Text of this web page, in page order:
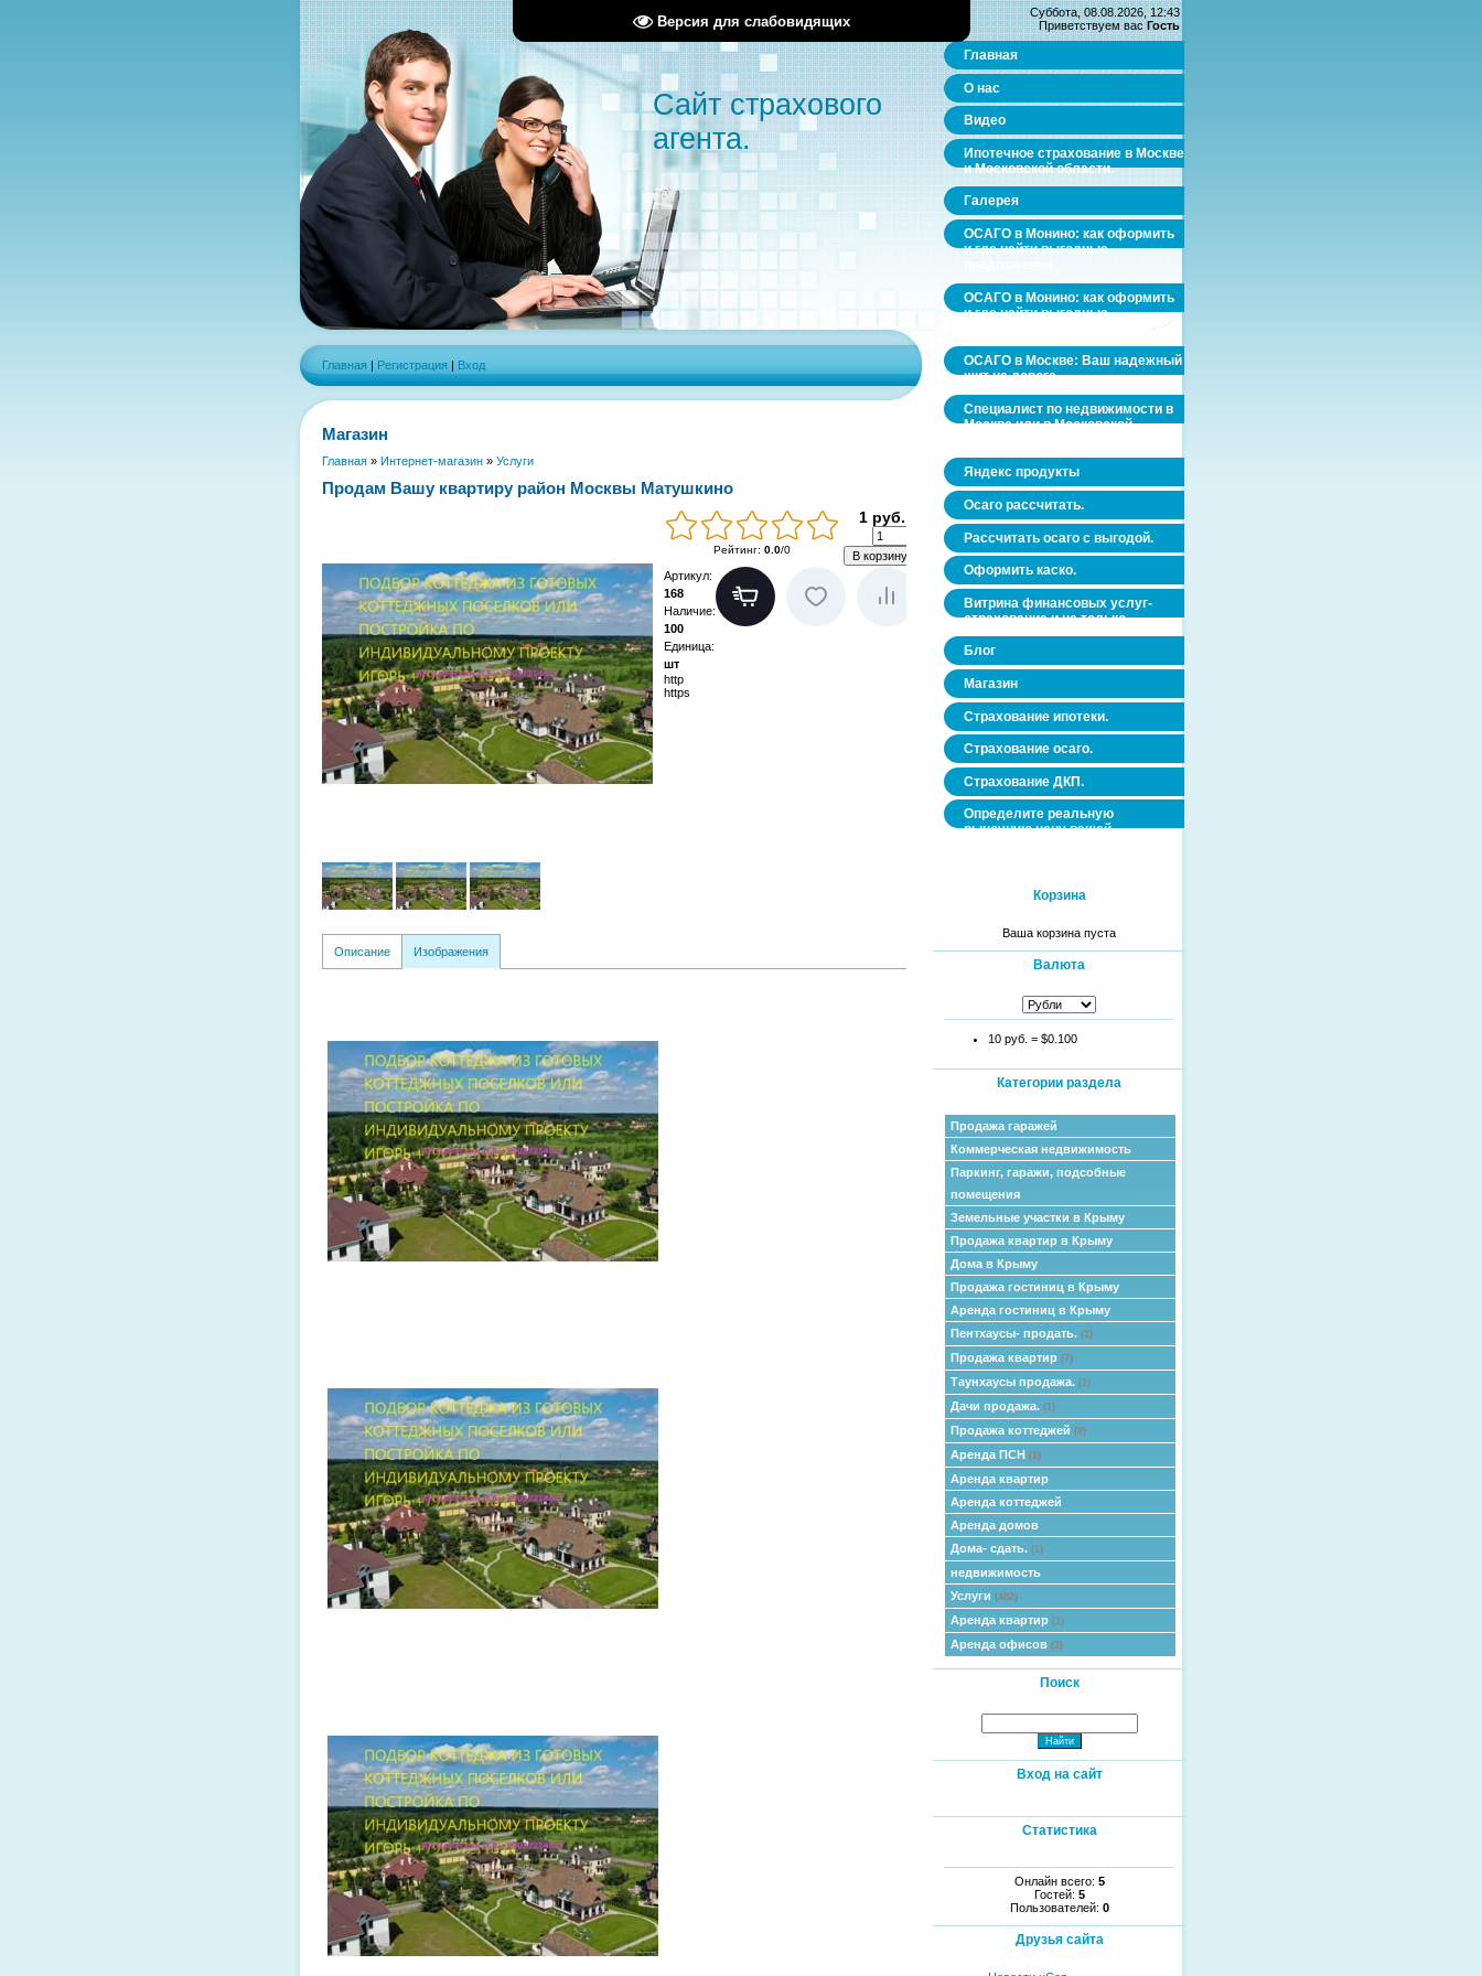
Версия для слабовидящих
Сайт страхового
агента.
Главная | Регистрация | Вход
Магазин
Главная » Интернет-магазин » Услуги
Продам Вашу квартиру район Москвы Матушкино
Рейтинг: 0.0/0
1 руб.
Артикул:
168
Наличие:
100
Единица:
шт
http
https
Описание Изображения
Суббота, 08.08.2026, 12:43
Приветствуем вас Гость
Главная
О нас
Видео
Ипотечное страхование в Москве
и Московской области.
Галерея
ОСАГО в Монино: как оформить
и где найти выгодные
ОСАГО в Монино: как оформить
и где найти выгодные
ОСАГО в Москве: Ваш надежный
щит на дороге
Специалист по недвижимости в
Москве или в Московской
Яндекс продукты
Осаго рассчитать.
Рассчитать осаго с выгодой.
Оформить каско.
Витрина финансовых услуг-
страхование и не только.
Блог
Магазин
Страхование ипотеки.
Страхование осаго.
Страхование ДКП.
Определите реальную
рыночную цену вашей
Корзина
Ваша корзина пуста
Валюта
10 руб. = $0.100
Категории раздела
Продажа гаражей
Коммерческая недвижимость
Паркинг, гаражи, подсобные
помещения
Земельные участки в Крыму
Продажа квартир в Крыму
Дома в Крыму
Продажа гостиниц в Крыму
Аренда гостиниц в Крыму
Пентхаусы- продать. (1)
Продажа квартир (7)
Таунхаусы продажа. (1)
Дачи продажа. (1)
Продажа коттеджей (8)
Аренда ПСН (1)
Аренда квартир
Аренда коттеджей
Аренда домов
Дома- сдать. (1)
недвижимость
Услуги (482)
Аренда квартир (1)
Аренда офисов (2)
Поиск
Вход на сайт
Статистика
Онлайн всего: 5
Гостей: 5
Пользователей: 0
Друзья сайта